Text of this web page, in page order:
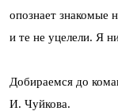
опознает знакомые
и те не уцелели. Я
Добираемся до
И. Чуйкова.